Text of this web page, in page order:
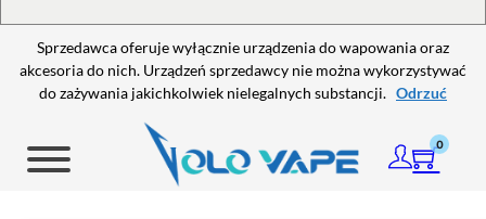
Sprzedawca oferuje wyłącznie urządzenia do wapowania oraz
akcesoria do nich. Urządzeń sprzedawcy nie można wykorzystywać
do zażywania jakichkolwiek nielegalnych substancji. Odrzuć
0